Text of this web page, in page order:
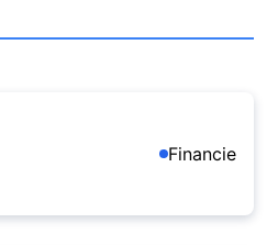
Financie